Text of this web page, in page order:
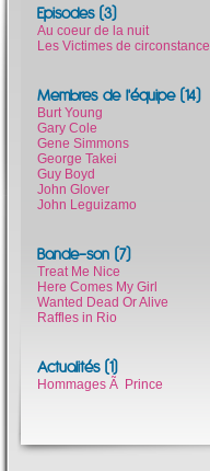
Episodes (3)
Au coeur de la nuit
Les Victimes de circonstance
Membres de l'équipe (14)
Burt Young
Gary Cole
Gene Simmons
George Takei
Guy Boyd
John Glover
John Leguizamo
Bande-son (7)
Treat Me Nice
Here Comes My Girl
Wanted Dead Or Alive
Raffles in Rio
Actualités (1)
Hommages Ã Prince